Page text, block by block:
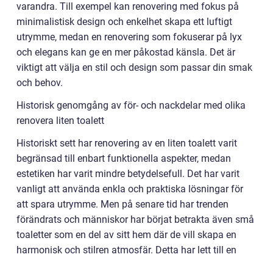
varandra. Till exempel kan renovering med fokus på
minimalistisk design och enkelhet skapa ett luftigt
utrymme, medan en renovering som fokuserar på lyx
och elegans kan ge en mer påkostad känsla. Det är
viktigt att välja en stil och design som passar din smak
och behov.
Historisk genomgång av för- och nackdelar med olika
renovera liten toalett
Historiskt sett har renovering av en liten toalett varit
begränsad till enbart funktionella aspekter, medan
estetiken har varit mindre betydelsefull. Det har varit
vanligt att använda enkla och praktiska lösningar för
att spara utrymme. Men på senare tid har trenden
förändrats och människor har börjat betrakta även små
toaletter som en del av sitt hem där de vill skapa en
harmonisk och stilren atmosfär. Detta har lett till en